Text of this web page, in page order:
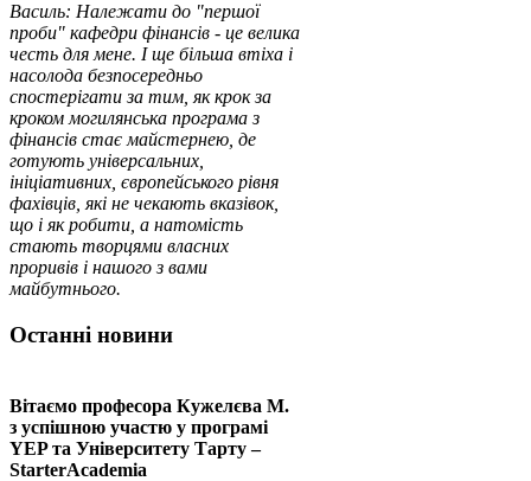
Василь: Належати до "першої
проби" кафедри фінансів - це велика
честь для мене. І ще більша втіха і
насолода безпосередньо
спостерігати за тим, як крок за
кроком могилянська програма з
фінансів стає майстернею, де
готують універсальних,
ініціативних, європейського рівня
фахівців, які не чекають вказівок,
що і як робити, а натомість
стають творцями власних
проривів і нашого з вами
майбутнього.
Останні новини
Вітаємо професора Кужелєва М.
з успішною участю у програмі
YEP та Університету Тарту –
StarterAcademia